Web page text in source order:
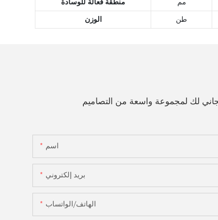
الوزن
طن
لك لمجموعة واسعة من التصاميم
اسم
بريد إلكتروني
الهاتف/الواتساب